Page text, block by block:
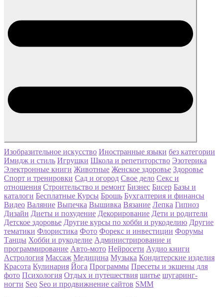
Изобразительное искусство Иностранные языки без категории
Имидж и стиль Игрушки Школа и репетиторство Эзотерика
Электронные книги Животные Женское здоровье Здоровье
Спорт и тренировки Сад и огород Свое дело Секс и
отношения Строительство и ремонт Бизнес Бисер Базы и
каталоги Бесплатные Курсы Брошь Бухгалтерия и финансы
Видео Валяние Выпечка Вышивка Вязание Лепка Гипноз
Дизайн Диеты и похудение Декорирование Дети и родители
Детское здоровье Другие курсы по хобби и рукоделию Другие
тематики Флористика Фото Форекс и инвестиции Форумы
Танцы Хобби и рукоделие Администрирование и
программирование Авто-мото Нейросети Аудио книги
Астрология Массаж Медицина Музыка Кондитерские изделия
Красота Кулинария Йога Программы Пресеты и экшены для
фото Психология Отдых и путешествия шитье шугаринг-
ногти Seo Seo и продвижнение сайтов SMM